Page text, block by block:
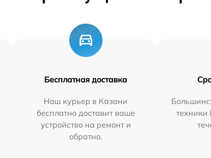
Бесплатная доставка
Наш курьер в Казани
бесплатно доставит ваше
устройство на ремонт и
обратно.
техники